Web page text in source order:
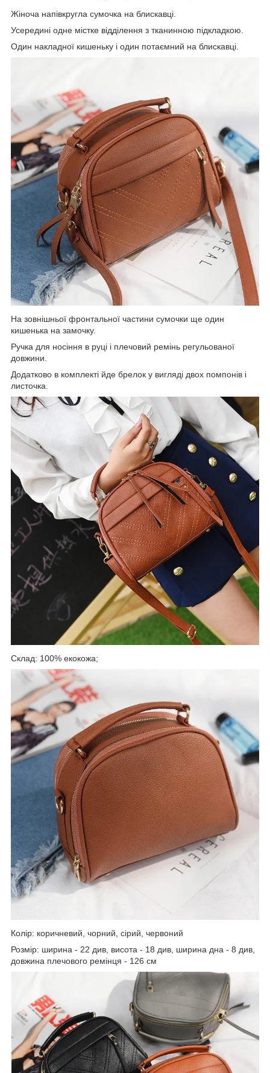
Жіноча напівкругла сумочка на блискавці.
Усередині одне містке відділення з тканинною підкладкою.
Один накладної кишеньку і один потаємний на блискавці.
На зовнішньої фронтальної частини сумочки ще один
кишенька на замочку.
Ручка для носіння в руці і плечовий ремінь регульованої
довжини.
Додатково в комплекті йде брелок у вигляді двох помпонів і
листочка.
Склад: 100% екокожа;
Колір: коричневий, чорний, сірий, червоний
Розмір: ширина - 22 див, висота - 18 див, ширина дна - 8 див,
довжина плечового ремінця - 126 см